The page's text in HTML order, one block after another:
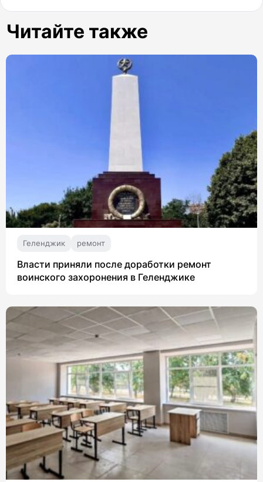
Читайте также
Геленджик ремонт
Власти приняли после доработки ремонт
воинского захоронения в Геленджике